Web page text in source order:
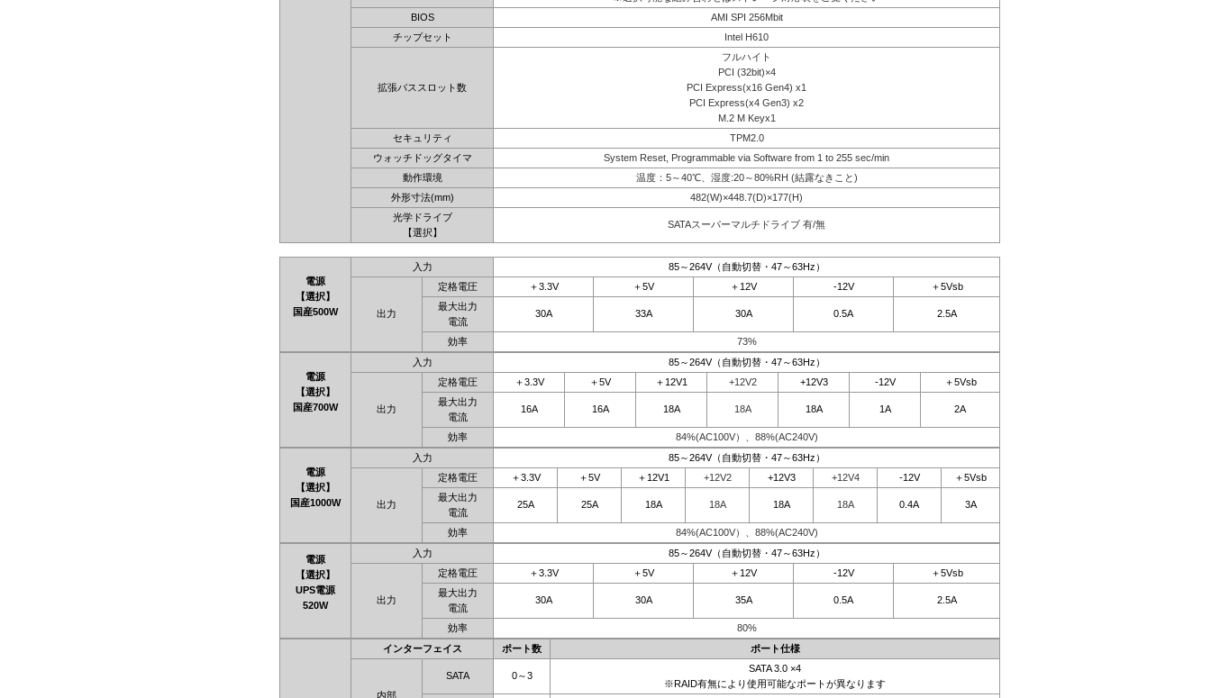
BIOS
AMI SPI 256Mbit
チップセット
Intel H610
拡張バススロット数
フルハイト
PCI (32bit)×4
PCI Express(x16 Gen4) x1
PCI Express(x4 Gen3) x2
M.2 M Keyx1
セキュリティ
TPM2.0
ウォッチドッグタイマ
System Reset, Programmable via Software from 1 to 255 sec/min
動作環境
温度：5～40℃、湿度:20～80%RH (結露なきこと)
外形寸法(mm)
482(W)×448.7(D)×177(H)
光学ドライブ
【選択】
SATAスーパーマルチドライブ 有/無
電源
【選択】
国産500W
入力 85～264V（自動切替・47～63Hz）
出力
定格電圧 ＋3.3V ＋5V ＋12V -12V
＋5Vsb
最大出力
電流
30A 33A 30A 0.5A 2.5A
効率 73%
電源
【選択】
国産700W
入力 85～264V（自動切替・47～63Hz）
出力
定格電圧 ＋3.3V ＋5V ＋12V1 +12V2 +12V3 -12V
＋5Vsb
最大出力
電流
16A 16A 18A 18A 18A 1A 2A
効率 84%(AC100V）、88%(AC240V)
電源
【選択】
国産1000W
入力 85～264V（自動切替・47～63Hz）
出力
定格電圧 ＋3.3V ＋5V ＋12V1 +12V2 +12V3 +12V4 -12V
＋5Vsb
最大出力
電流
25A 25A 18A 18A 18A 18A 0.4A 3A
効率 84%(AC100V）、88%(AC240V)
電源
【選択】
UPS電源
520W
入力 85～264V（自動切替・47～63Hz）
出力
定格電圧 ＋3.3V ＋5V ＋12V -12V
＋5Vsb
最大出力
電流
30A 30A 35A 0.5A 2.5A
効率
80%
インターフェイス
ポート数 ポート仕様
内部
SATA 0～3
SATA 3.0 ×4
※RAID有無により使用可能なポートが異なります